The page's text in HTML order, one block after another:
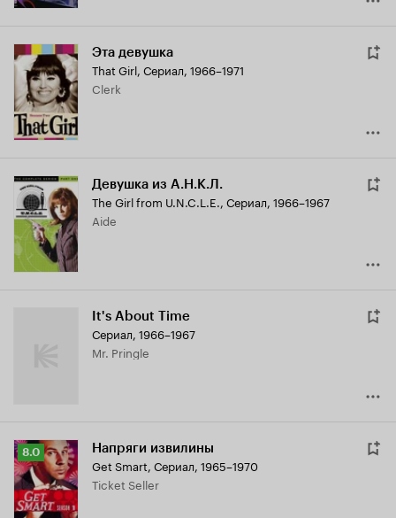
Эта девушка
That Girl, Сериал, 1966–1971
Clerk
Девушка из А.Н.К.Л.
The Girl from U.N.C.L.E., Сериал, 1966–1967
Aide
It's About Time
Сериал, 1966–1967
Mr. Pringle
Рейтинг
Кинопоиска
8.0
8.0 Напряги извилины
Get Smart, Сериал, 1965–1970
Ticket Seller